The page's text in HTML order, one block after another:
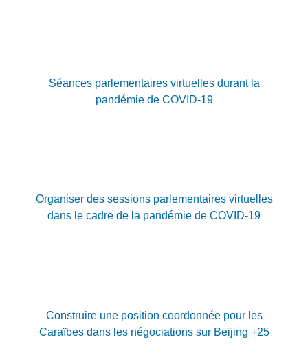
Séances parlementaires virtuelles durant la
pandémie de COVID-19
Organiser des sessions parlementaires virtuelles
dans le cadre de la pandémie de COVID-19
Construire une position coordonnée pour les
Caraïbes dans les négociations sur Beijing +25